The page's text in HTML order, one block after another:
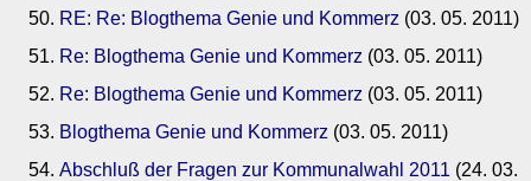
RE: Re: Blogthema Genie und Kommerz (03. 05. 2011)
Re: Blogthema Genie und Kommerz (03. 05. 2011)
Re: Blogthema Genie und Kommerz (03. 05. 2011)
Blogthema Genie und Kommerz (03. 05. 2011)
Abschluß der Fragen zur Kommunalwahl 2011 (24. 03.